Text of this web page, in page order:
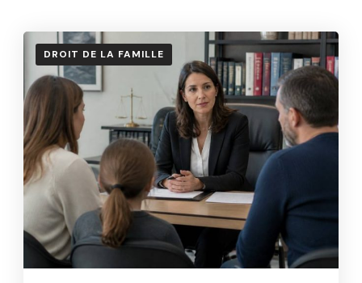
DROIT DE LA FAMILLE